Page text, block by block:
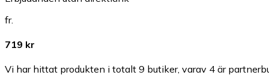
fr.
719 kr
Vi har hittat produkten i totalt 9 butiker, varav 4 är